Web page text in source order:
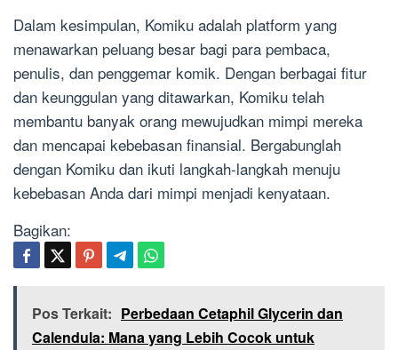
Dalam kesimpulan, Komiku adalah platform yang
menawarkan peluang besar bagi para pembaca,
penulis, dan penggemar komik. Dengan berbagai fitur
dan keunggulan yang ditawarkan, Komiku telah
membantu banyak orang mewujudkan mimpi mereka
dan mencapai kebebasan finansial. Bergabunglah
dengan Komiku dan ikuti langkah-langkah menuju
kebebasan Anda dari mimpi menjadi kenyataan.
Bagikan:
Pos Terkait: Perbedaan Cetaphil Glycerin dan
Calendula: Mana yang Lebih Cocok untuk